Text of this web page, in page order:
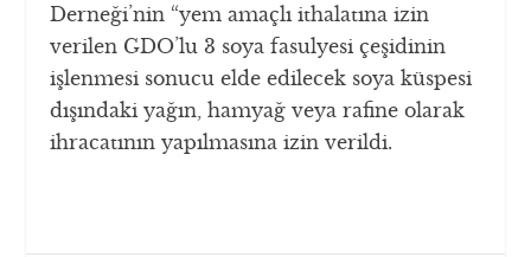
Derneği’nin “yem amaçlı ithalatına izin
verilen GDO’lu 3 soya fasulyesi çeşidinin
işlenmesi sonucu elde edilecek soya küspesi
dışındaki yağın, hamyağ veya rafine olarak
ihracatının yapılmasına izin verildi.